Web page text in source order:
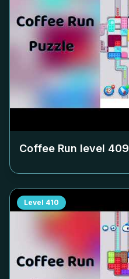
Coffee Run level 409
Level 410